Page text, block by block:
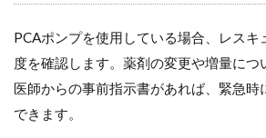
PCAポンプを使用している場合、レスキ
度を確認します。薬剤の変更や増量につ
医師からの事前指示書があれば、緊急時
できます。